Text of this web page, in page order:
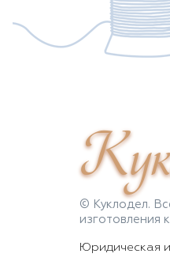
© Куклодел.
изготовления
Юридическая